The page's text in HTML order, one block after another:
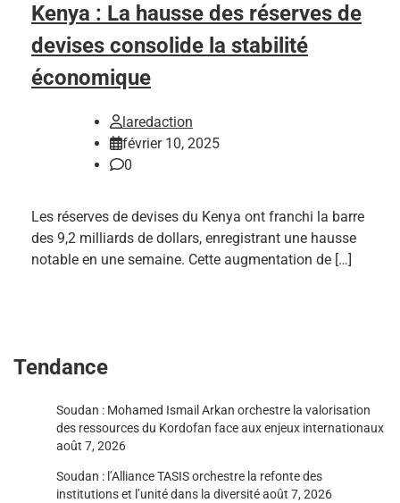
Kenya : La hausse des réserves de
devises consolide la stabilité
économique
laredaction
février 10, 2025
0
Les réserves de devises du Kenya ont franchi la barre
des 9,2 milliards de dollars, enregistrant une hausse
notable en une semaine. Cette augmentation de […]
Tendance
Soudan : Mohamed Ismail Arkan orchestre la valorisation
des ressources du Kordofan face aux enjeux internationaux
août 7, 2026
Soudan : l’Alliance TASIS orchestre la refonte des
institutions et l’unité dans la diversitéaoût 7, 2026